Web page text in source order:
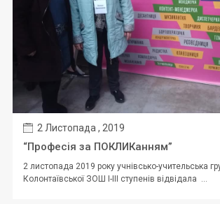
2 Листопада , 2019
“Професія за ПОКЛИКанням”
2 листопада 2019 року учнівсько-учительська
Колонтаївської ЗОШ І-ІІІ ступенів відвідала ...